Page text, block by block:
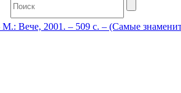
Вече, 2001. – 509 с. – (Самые